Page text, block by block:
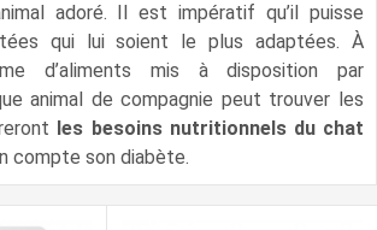
adoré. Il est impératif qu’il puisse
qui lui soient le plus adaptées. À
d’aliments mis à disposition par
animal de compagnie peut trouver les
les besoins nutritionnels du chat
compte son diabète.